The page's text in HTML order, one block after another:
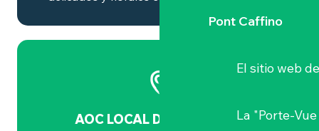
Pont Caffino
El sitio web
La "Porte-Vue
AOC LOCAL DE MUSCADET